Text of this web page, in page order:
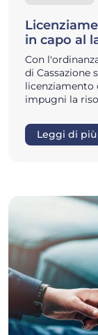
in capo al
Con
di Cassazione
licenziamento
impugni la
Leggi di più